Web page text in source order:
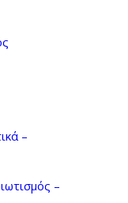
–
–